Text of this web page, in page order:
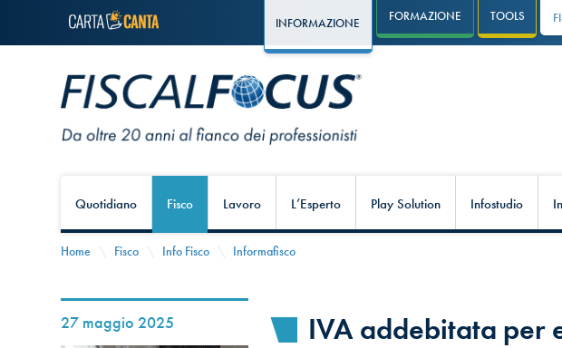
INFORMAZIONE FORMAZIONE TOOLS
Quotidiano Fisco Lavoro L’Esperto Play Solution Infostudio
Home Fisco Info Fisco Informafisco
27 maggio 2025
IVA addebitata per